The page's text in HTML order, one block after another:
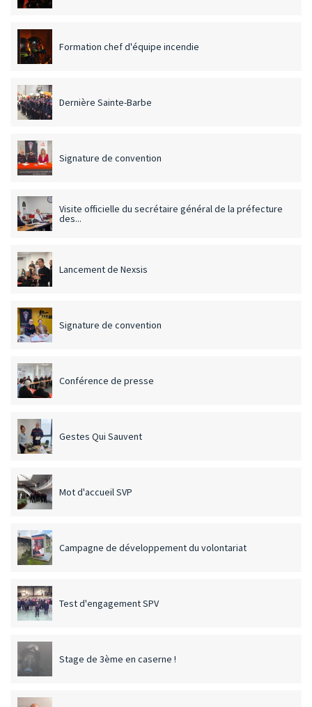
Formation chef d'équipe incendie
Dernière Sainte-Barbe
Signature de convention
Visite officielle du secrétaire général de la préfecture
des...
Lancement de Nexsis
Signature de convention
Conférence de presse
Gestes Qui Sauvent
Mot d'accueil SVP
Campagne de développement du volontariat
Test d'engagement SPV
Stage de 3ème en caserne !